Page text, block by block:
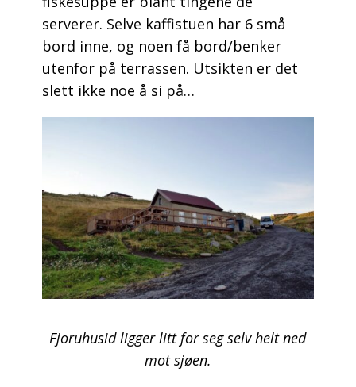
serverer. Selve kaffistuen har 6 små
bord inne, og noen få bord/benker
utenfor på terrassen. Utsikten er det
slett ikke noe å si på…
Fjoruhusid ligger litt for seg selv helt ned
mot sjøen.